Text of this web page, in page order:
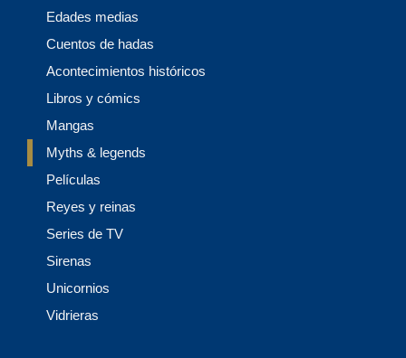
Edades medias
Cuentos de hadas
Acontecimientos históricos
Libros y cómics
Mangas
Myths & legends
Películas
Reyes y reinas
Series de TV
Sirenas
Unicornios
Vidrieras